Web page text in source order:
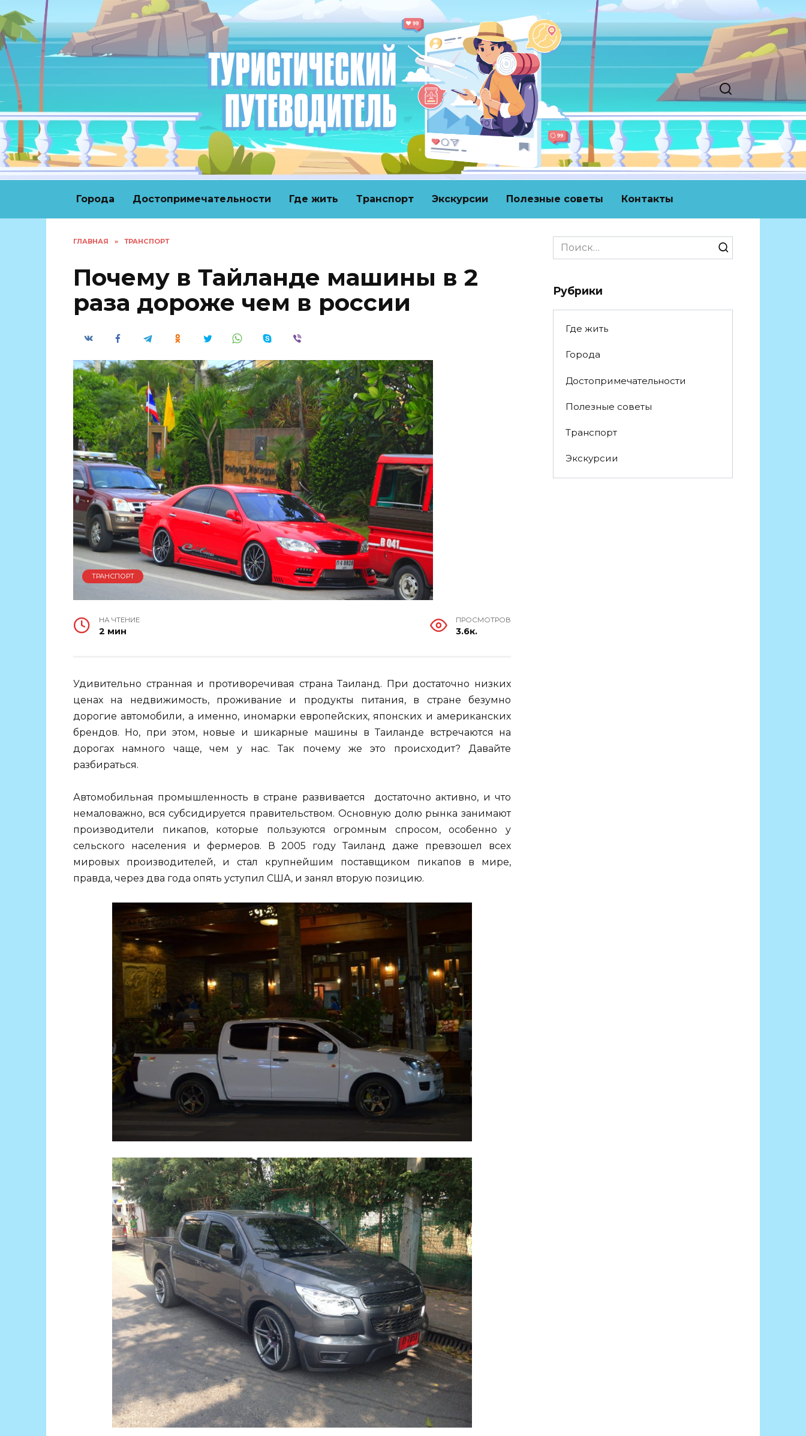
к
содержанию
Города Достопримечательности Где жить Транспорт Экскурсии Полезные советы Контакты
ГЛАВНАЯ » ТРАНСПОРТ
Почему в Тайланде машины в 2
раза дороже чем в россии
ТРАНСПОРТ
НА ЧТЕНИЕ
2 мин
ПРОСМОТРОВ
3.6к.
Удивительно странная и противоречивая страна Таиланд. При достаточно низких
ценах на недвижимость, проживание и продукты питания, в стране безумно
дорогие автомобили, а именно, иномарки европейских, японских и американских
брендов. Но, при этом, новые и шикарные машины в Таиланде встречаются на
дорогах намного чаще, чем у нас. Так почему же это происходит? Давайте
разбираться.
Автомобильная промышленность в стране развивается достаточно активно, и что
немаловажно, вся субсидируется правительством. Основную долю рынка занимают
производители пикапов, которые пользуются огромным спросом, особенно у
сельского населения и фермеров. В 2005 году Таиланд даже превзошел всех
мировых производителей, и стал крупнейшим поставщиком пикапов в мире,
правда, через два года опять уступил США, и занял вторую позицию.
Search
for:
Рубрики
Где жить
Города
Достопримечательности
Полезные советы
Транспорт
Экскурсии